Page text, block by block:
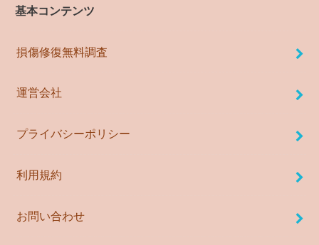
基本コンテンツ
損傷修復無料調査
運営会社
プライバシーポリシー
利用規約
お問い合わせ